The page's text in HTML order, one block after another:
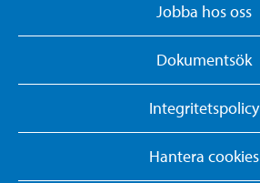
Jobba hos oss
Dokumentsök
Integritetspolicy
Hantera cookies